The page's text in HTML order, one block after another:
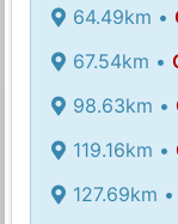
64.49km •
67.54km •
98.63km •
119.16km •
127.69km •